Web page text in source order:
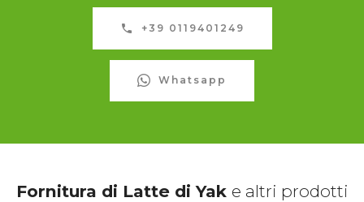
+39 0119401249
Whatsapp
Fornitura di Latte di Yak e altri prodotti